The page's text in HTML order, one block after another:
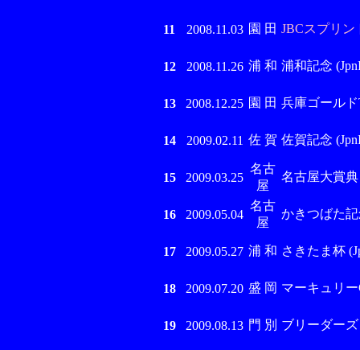
11 2008.11.03 園 田 JBCスプリン
12 2008.11.26 浦 和 浦和記念
13 2008.12.25 園 田 兵庫ゴールド
14 2009.02.11 佐 賀 佐賀記念
15 2009.03.25
名古
屋
名古屋大賞典
16 2009.05.04
名古
屋
かきつばた記
17 2009.05.27 浦 和 さきたま杯
18 2009.07.20 盛 岡 マーキュリー
19 2009.08.13 門 別 ブリーダー